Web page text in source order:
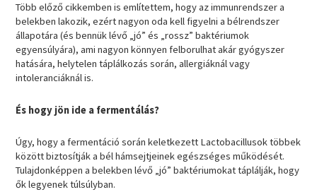
Több előző cikkemben is említettem, hogy az immunrendszer a
belekben lakozik, ezért nagyon oda kell figyelni a bélrendszer
állapotára (és bennük lévő „jó” és „rossz” baktériumok
egyensúlyára), ami nagyon könnyen felborulhat akár gyógyszer
hatására, helytelen táplálkozás során, allergiáknál vagy
intoleranciáknál is.
És hogy jön ide a fermentálás?
Úgy, hogy a fermentáció során keletkezett Lactobacillusok többek
között biztosítják a bél hámsejtjeinek egészséges működését.
Tulajdonképpen a belekben lévő „jó” baktériumokat táplálják, hogy
ők legyenek túlsúlyban.